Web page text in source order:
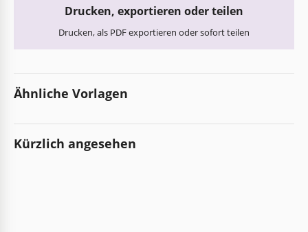
Drucken, exportieren oder teilen
Drucken, als PDF exportieren oder sofort teilen
Ähnliche Vorlagen
Kürzlich angesehen